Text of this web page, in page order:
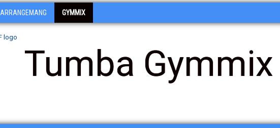
ARRANGEMANG GYMMIX
Tumba Gymmix